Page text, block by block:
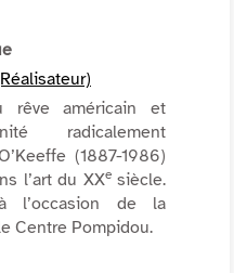
rêve américain et
radicalement
(1887-1986)
l’art du XXesiècle.
l’occasion de la
Centre Pompidou.